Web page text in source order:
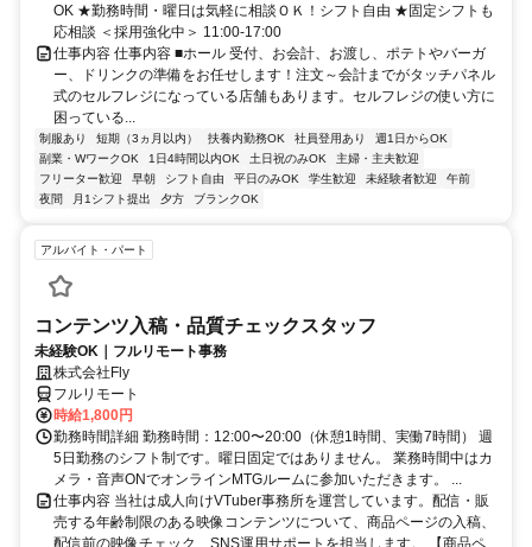
OK ★勤務時間・曜日は気軽に相談ＯＫ！シフト自由 ★固定シフトも
応相談 ＜採用強化中＞ 11:00-17:00
仕事内容 仕事内容 ■ホール 受付、お会計、お渡し、ポテトやバーガ
ー、ドリンクの準備をお任せします！注文～会計までがタッチパネル
式のセルフレジになっている店舗もあります。セルフレジの使い方に
困っている...
制服あり 短期（3ヵ月以内） 扶養内勤務OK 社員登用あり
週1日からOK
副業・WワークOK
1日4時間以内OK 土日祝のみOK
主婦・主夫歓迎
フリーター歓迎
早朝 シフト自由 平日のみOK 学生歓迎 未経験者歓迎
午前
夜間
月1シフト提出 夕方 ブランクOK
アルバイト・パート
コンテンツ入稿・品質チェックスタッフ
未経験OK｜フルリモート事務
株式会社Fly
フルリモート
時給1,800円
勤務時間詳細 勤務時間：12:00〜20:00（休憩1時間、実働7時間） 週
5日勤務のシフト制です。曜日固定ではありません。 業務時間中はカ
メラ・音声ONでオンラインMTGルームに参加いただきます。 ...
仕事内容 当社は成人向けVTuber事務所を運営しています。配信・販
売する年齢制限のある映像コンテンツについて、商品ページの入稿、
配信前の映像チェック、SNS運用サポートを担当します。 【商品ペ